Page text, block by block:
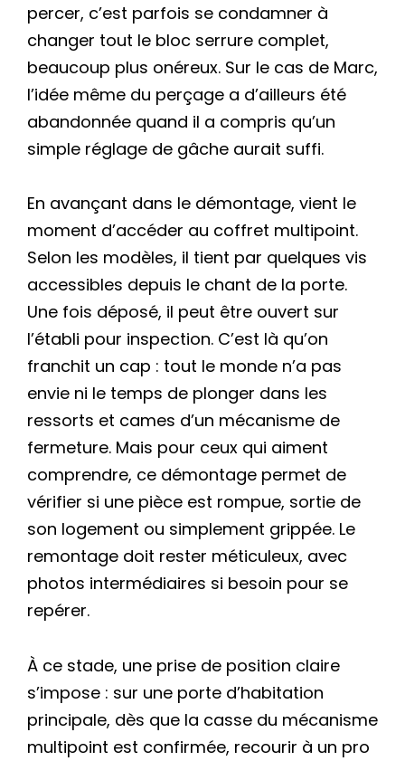
percer, c’est parfois se condamner à
changer tout le bloc serrure complet,
beaucoup plus onéreux. Sur le cas de Marc,
l’idée même du perçage a d’ailleurs été
abandonnée quand il a compris qu’un
simple réglage de gâche aurait suffi.
En avançant dans le démontage, vient le
moment d’accéder au coffret multipoint.
Selon les modèles, il tient par quelques vis
accessibles depuis le chant de la porte.
Une fois déposé, il peut être ouvert sur
l’établi pour inspection. C’est là qu’on
franchit un cap : tout le monde n’a pas
envie ni le temps de plonger dans les
ressorts et cames d’un mécanisme de
fermeture. Mais pour ceux qui aiment
comprendre, ce démontage permet de
vérifier si une pièce est rompue, sortie de
son logement ou simplement grippée. Le
remontage doit rester méticuleux, avec
photos intermédiaires si besoin pour se
repérer.
À ce stade, une prise de position claire
s’impose : sur une porte d’habitation
principale, dès que la casse du mécanisme
multipoint est confirmée, recourir à un pro